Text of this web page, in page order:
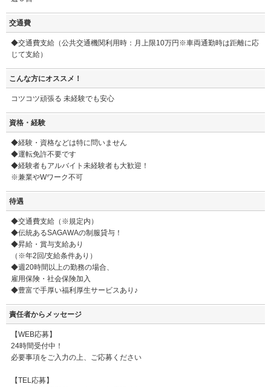
交通費
◆交通費支給（公共交通機関利用時：月上限10万円※車両通勤時は距離に応
じて支給）
こんな方にオススメ！
コツコツ頑張る 未経験でも安心
資格・経験
◆経験・資格などは特に問いません
◆運転免許不要です
◆経験者もアルバイト未経験者も大歓迎！
※兼業やWワーク不可
待遇
◆交通費支給（※規定内）
◆伝統あるSAGAWAの制服貸与！
◆昇給・賞与支給あり
（※年2回/支給条件あり）
◆週20時間以上の勤務の場合、
雇用保険・社会保険加入
◆豊富で手厚い福利厚生サービスあり♪
責任者からメッセージ
【WEB応募】
24時間受付中！
必要事項をご入力の上、ご応募ください
【TEL応募】